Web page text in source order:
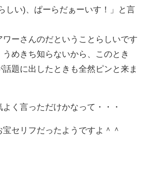
しい)、ぱーらだぁーいす！」と言
ワーさんのだということらしいです
めきち知らないから、このとき
話題に出したときも全然ピンと来ま
く言っただけかなって・・・
セリフだったようですよ＾＾